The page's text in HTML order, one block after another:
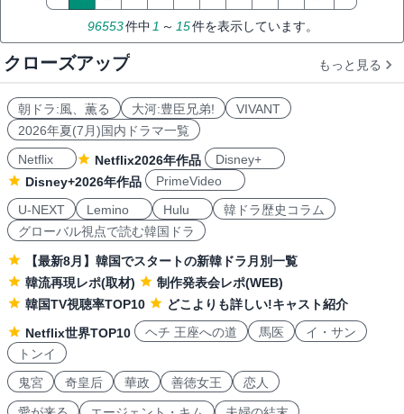
96553件中 1 ～ 15件を表示しています。
クローズアップ もっと見る
朝ドラ:風、薫る 大河:豊臣兄弟!
VIVANT
2026年夏(7月)国内ドラマ一覧
Netflix
Netflix2026年作品
Disney+
Disney+2026年作品
PrimeVideo
U-NEXT
Lemino Hulu
韓ドラ歴史コラム
グローバル視点で読む韓国ドラ
【最新8月】韓国でスタートの新韓ドラ月別一覧
韓流再現レポ(取材)
制作発表会レポ(WEB)
韓国TV視聴率TOP10
どこよりも詳しい!キャスト紹介
Netflix世界TOP10
ヘチ 王座への道 馬医
イ・サン
トンイ
鬼宮
奇皇后 華政 善徳女王 恋人